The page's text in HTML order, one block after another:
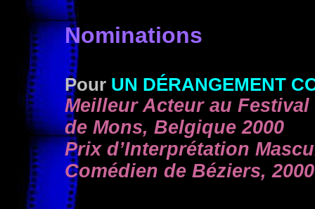
Nominations
Pour UN DÉRANGEMENT
Meilleur Acteur au
de Mons, Belgique 2000
Prix d’Interprétation
Comédien de Béziers, 2000